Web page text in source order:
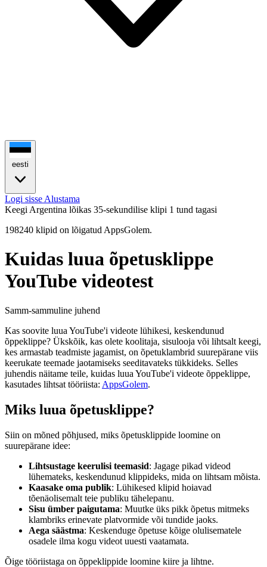
eesti
Logi sisse Alustama
Keegi Argentina lõikas 35-sekundilise klipi 1 tund tagasi
198240 klipid on lõigatud AppsGolem.
Kuidas luua õpetusklippe
YouTube videotest
Samm-sammuline juhend
Kas soovite luua YouTube'i videote lühikesi, keskendunud
õppeklippe? Ükskõik, kas olete koolitaja, sisulooja või lihtsalt keegi,
kes armastab teadmiste jagamist, on õpetuklambrid suurepärane viis
keerukate teemade jaotamiseks seeditavateks tükkideks. Selles
juhendis näitame teile, kuidas luua YouTube'i videote õppeklippe,
kasutades lihtsat tööriista: AppsGolem.
Miks luua õpetusklippe?
Siin on mõned põhjused, miks õpetusklippide loomine on
suurepärane idee:
Lihtsustage keerulisi teemasid: Jagage pikad videod
lühemateks, keskendunud klippideks, mida on lihtsam mõista.
Kaasake oma publik: Lühikesed klipid hoiavad
tõenäolisemalt teie publiku tähelepanu.
Sisu ümber paigutama: Muutke üks pikk õpetus mitmeks
klambriks erinevate platvormide või tundide jaoks.
Aega säästma: Keskenduge õpetuse kõige olulisematele
osadele ilma kogu videot uuesti vaatamata.
Õige tööriistaga on õppeklippide loomine kiire ja lihtne.